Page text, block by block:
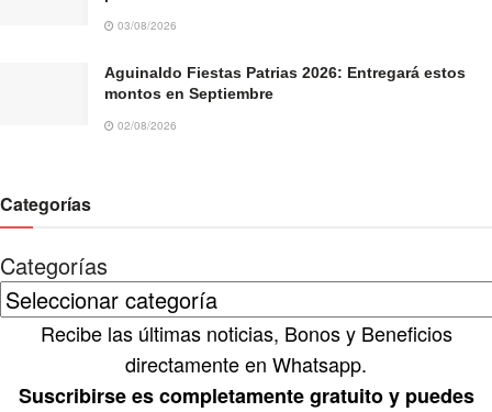
03/08/2026
Aguinaldo Fiestas Patrias 2026: Entregará estos
montos en Septiembre
02/08/2026
Categorías
Categorías
Recibe las últimas noticias, Bonos y Beneficios
directamente en Whatsapp.
Suscribirse es completamente gratuito y puedes